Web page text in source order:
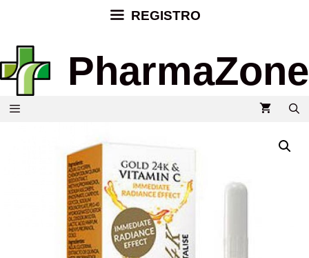
REGISTRO
PharmaZone